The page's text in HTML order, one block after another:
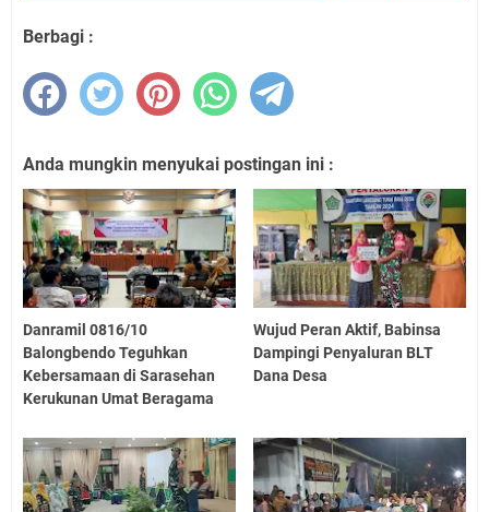
Berbagi :
Anda mungkin menyukai postingan ini :
Danramil 0816/10
Balongbendo Teguhkan
Kebersamaan di Sarasehan
Kerukunan Umat Beragama
Wujud Peran Aktif, Babinsa
Dampingi Penyaluran BLT
Dana Desa